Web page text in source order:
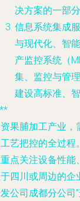
决方案的一部分
信息系统集成
与现代化、智
产监控系统（
集、监控与管
建设高标准、
果脯加工产业，
艺把控的全过程
点关注设备性能
四川或周边的企
公司成都分公司